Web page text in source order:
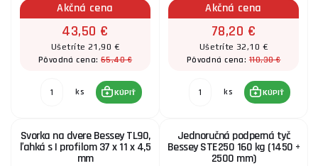
Akčná cena
43,50 €
Ušetríte 21,90 €
Pôvodná cena:65,40 €
ks KÚPIŤ
Akčná cena
78,20 €
Ušetríte 32,10 €
Pôvodná cena:110,30 €
ks KÚPIŤ
Svorka na dvere Bessey TL90,
ľahká s I profilom 37 x 11 x 4,5
mm
Jednoručná podperná tyč
Bessey STE250 160 kg (1450 ÷
2500 mm)